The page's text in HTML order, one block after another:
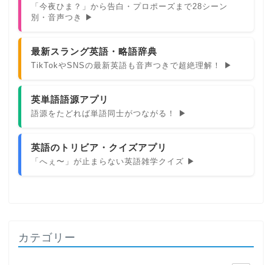
「今夜ひま？」から告白・プロポーズまで28シーン
別・音声つき ▶
最新スラング英語・略語辞典
TikTokやSNSの最新英語も音声つきで超絶理解！ ▶
英単語語源アプリ
語源をたどれば単語同士がつながる！ ▶
英語のトリビア・クイズアプリ
「へぇ〜」が止まらない英語雑学クイズ ▶
カテゴリー